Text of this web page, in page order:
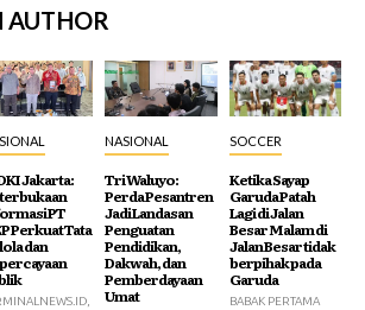
AUTHOR
Jakarta:
PT
Perkuat Tata
dan
NASIONAL
Tri Waluyo:
Perda Pesantren
Jadi Landasan
Penguatan
Pendidikan,
Dakwah, dan
Pemberdayaan
Umat
SOCCER
Ketika Sayap
Garuda Patah
Lagi di Jalan
Besar Malam di
Jalan Besar tidak
berpihak pada
Garuda
BABAK PERTAMA